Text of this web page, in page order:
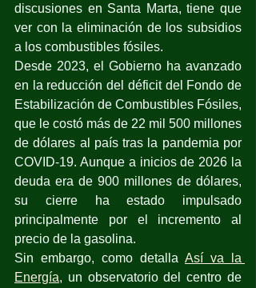
discusiones en Santa Marta, tiene que
ver con la eliminación de los subsidios
a los combustibles fósiles.
Desde 2023, el Gobierno ha avanzado
en la reducción del déficit del Fondo de
Estabilización de Combustibles Fósiles,
que le costó más de 22 mil 500 millones
de dólares al país tras la pandemia por
COVID-19. Aunque a inicios de 2026 la
deuda era de 900 millones de dólares,
su cierre ha estado impulsado
principalmente por el incremento al
precio de la gasolina.
Sin embargo, como detalla Así va la
Energía, un observatorio del centro de